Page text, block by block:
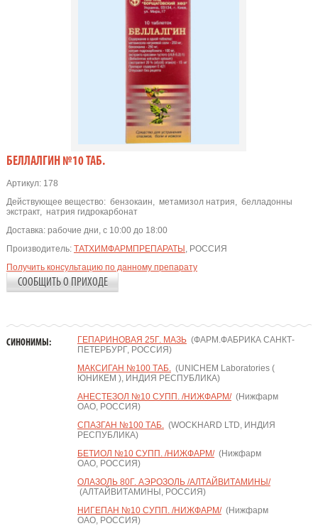
БЕЛЛАЛГИН №10 ТАБ.
Артикул:178
Действующее вещество: бензокаин, метамизол натрия, белладонны
экстракт, натрия гидрокарбонат
Доставка: рабочие дни, с 10:00 до 18:00
Производитель: ТАТХИМФАРМПРЕПАРАТЫ , РОССИЯ
Получить консультацию по данному препарату
СООБЩИТЬ О ПРИХОДЕ
СИНОНИМЫ: ГЕПАРИНОВАЯ 25Г. МАЗЬ(ФАРМ.ФАБРИКА САНКТ-
ПЕТЕРБУРГ, РОССИЯ)
МАКСИГАН №100 ТАБ.(UNICHEM Laboratories (
ЮНИКЕМ ), ИНДИЯ РЕСПУБЛИКА)
АНЕСТЕЗОЛ №10 СУПП. /НИЖФАРМ/(Нижфарм
ОАО, РОССИЯ)
СПАЗГАН №100 ТАБ.(WOCKHARD LTD, ИНДИЯ
РЕСПУБЛИКА)
БЕТИОЛ №10 СУПП. /НИЖФАРМ/(Нижфарм
ОАО, РОССИЯ)
ОЛАЗОЛЬ 80Г. АЭРОЗОЛЬ /АЛТАЙВИТАМИНЫ/
(АЛТАЙВИТАМИНЫ, РОССИЯ)
НИГЕПАН №10 СУПП. /НИЖФАРМ/(Нижфарм
ОАО, РОССИЯ)